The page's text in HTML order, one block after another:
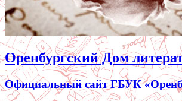
Оренбургский Дом
Официальный сайт ГБУК